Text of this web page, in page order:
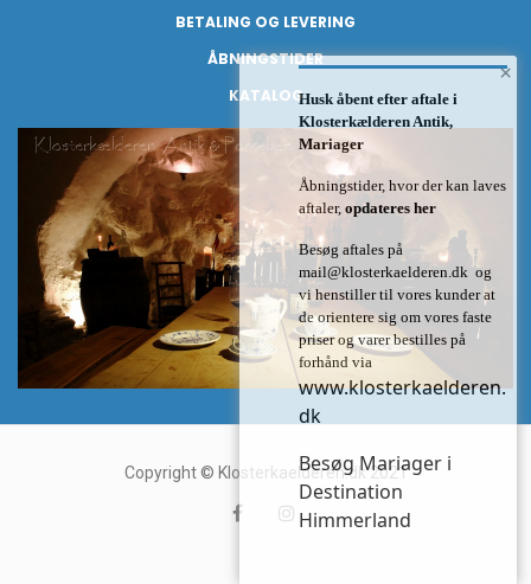
BETALING OG LEVERING
ÅBNINGSTIDER
KATALOG
Copyright © Klosterkaelderen.dk 2021
×
Husk åbent efter aftale i
Klosterkælderen Antik,
Mariager
Åbningstider, hvor der kan laves
aftaler, opdateres her
Besøg aftales på
mail@klosterkaelderen.dk og
vi henstiller til vores kunder at
de orientere sig om vores faste
priser og varer bestilles på
forhånd via
www.klosterkaelderen.
dk
Besøg Mariager i
Destination
Himmerland